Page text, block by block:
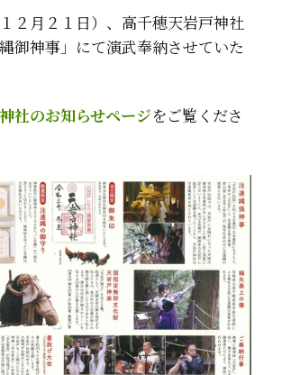
２月２１日）、高千穂天岩戸神社
御神事」にて演武奉納させていた
社のお知らせページをご覧くださ